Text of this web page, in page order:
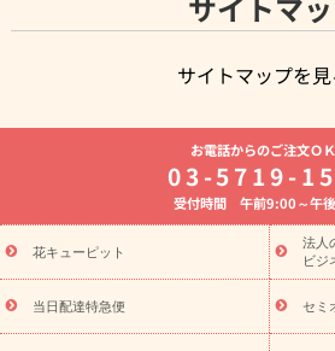
サイトマップを
よく贈られる花
お祝いの花特集
8月の誕生花(トルコキキョウ)
開店・
お供え・お悔やみ お供え・
通夜・葬儀に贈る花
ーブドフラワー
季節のイベント
ひま
特集
お盆 花（新盆・初盆） 季節の
盆・初盆）
お盆 花（新盆・初盆）
フト
お盆・お供え プリザーブドフラワ
レゼント特集
夏の花贈り・お中元・暑
お電話からのご注文ＯＫ
03-5719-
受付時間 午前9:00～午
花キューピット
法人
ビジ
当日配達特急便 セミ